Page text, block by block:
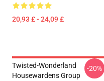
20,93 £ - 24,09 £
Twisted-Wonderland
Housewardens Group
-20%